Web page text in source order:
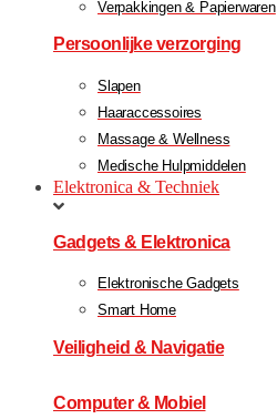
Verpakkingen & Papierwaren
Persoonlijke verzorging
Slapen
Haaraccessoires
Massage & Wellness
Medische Hulpmiddelen
Elektronica & Techniek
Gadgets & Elektronica
Elektronische Gadgets
Smart Home
Veiligheid & Navigatie
Computer & Mobiel